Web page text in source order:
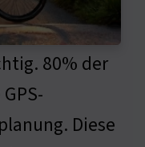
80% der
Diese